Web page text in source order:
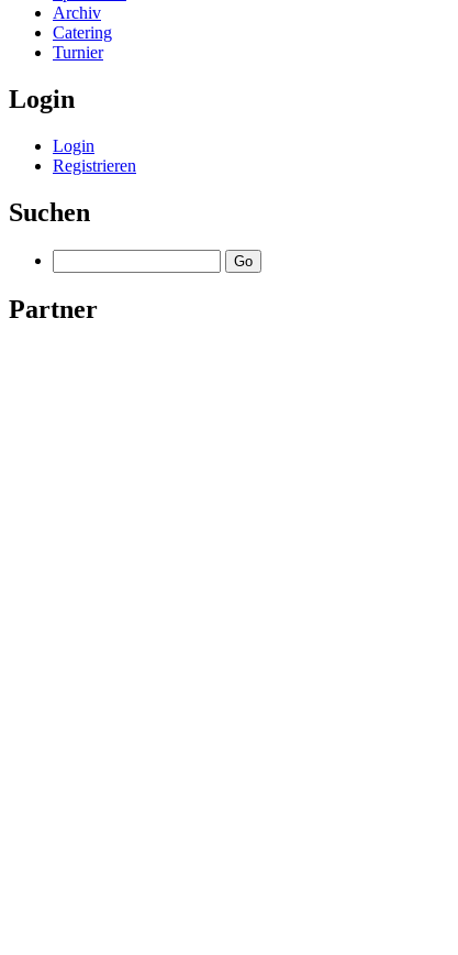
Archiv
Catering
Turnier
Login
Login
Registrieren
Suchen
Partner